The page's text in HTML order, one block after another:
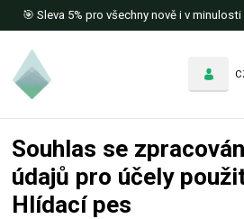
🎯 Sleva 5% pro všechny nově i v
Souhlas se
údajů pro účely
Hlídací pes